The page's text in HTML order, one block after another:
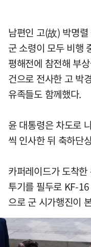
남편인 고(故) 박명
군 소령이 모두 비행
평해전에 참전해 부
건으로 전사한 고 박
유족들도 함께했다.
윤 대통령은 차도로
씩 인사한 뒤 축하단
카퍼레이드가 도착
투기를 필두로 KF-
으로 군 시가행진이